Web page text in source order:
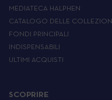
MEDIATECA HALPHEN
CATALOGO DELLE COLLEZIONI
FONDI PRINCIPALI
INDISPENSABILI
ULTIMI ACQUISTI
SCOPRIRE